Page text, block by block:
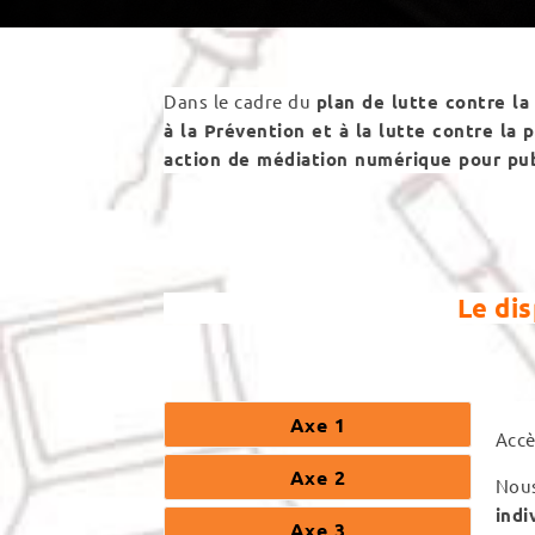
Dans le cadre du plan de lutte contre la
à la Prévention et à la lutte contre la
action de médiation numérique pour
Le
Axe 1
Axe 2
Axe 3